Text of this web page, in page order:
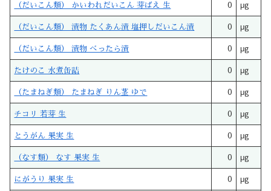
（だいこん類） かいわれだいこん 芽ばえ 生 0 μg
（だいこん類） 漬物 たくあん漬 塩押しだいこん漬 0 μg
（だいこん類） 漬物 べったら漬 0 μg
たけのこ 水煮缶詰 0 μg
（たまねぎ類） たまねぎ りん茎 ゆで 0 μg
チコリ 若芽 生 0 μg
とうがん 果実 生 0 μg
（なす類） なす 果実 生 0 μg
にがうり 果実 生 0 μg